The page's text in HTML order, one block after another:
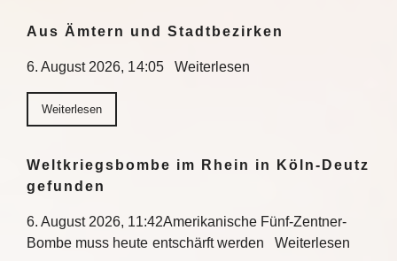
Aus Ämtern und Stadtbezirken
6. August 2026, 14:05 Weiterlesen
Weiterlesen
Weltkriegsbombe im Rhein in Köln-Deutz
gefunden
6. August 2026, 11:42Amerikanische Fünf-Zentner-
Bombe muss heute entschärft werden Weiterlesen